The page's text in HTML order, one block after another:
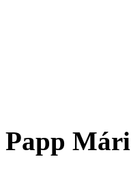
Papp